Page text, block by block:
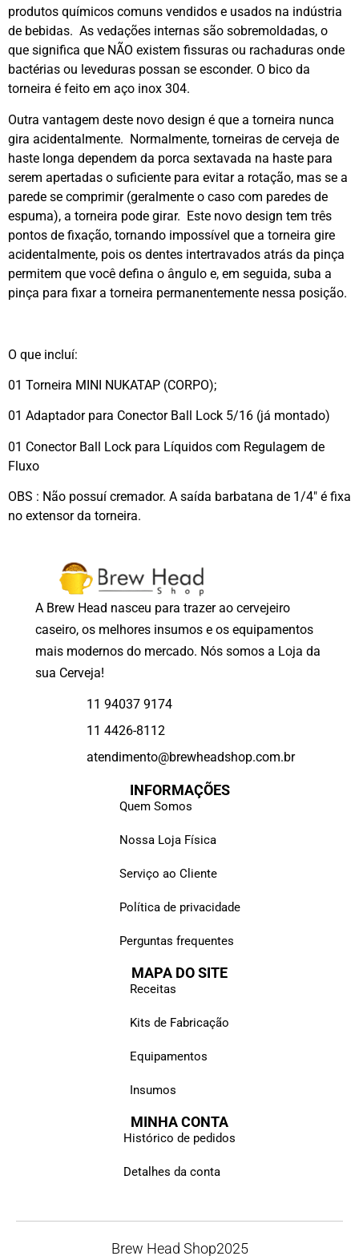
produtos químicos comuns vendidos e usados na indústria
de bebidas. As vedações internas são sobremoldadas, o
que significa que NÃO existem fissuras ou rachaduras onde
bactérias ou leveduras possan se esconder. O bico da
torneira é feito em aço inox 304.
Outra vantagem deste novo design é que a torneira nunca
gira acidentalmente. Normalmente, torneiras de cerveja de
haste longa dependem da porca sextavada na haste para
serem apertadas o suficiente para evitar a rotação, mas se a
parede se comprimir (geralmente o caso com paredes de
espuma), a torneira pode girar. Este novo design tem três
pontos de fixação, tornando impossível que a torneira gire
acidentalmente, pois os dentes intertravados atrás da pinça
permitem que você defina o ângulo e, em seguida, suba a
pinça para fixar a torneira permanentemente nessa posição.
O que incluí:
01 Torneira MINI NUKATAP (CORPO);
01 Adaptador para Conector Ball Lock 5/16 (já montado)
01 Conector Ball Lock para Líquidos com Regulagem de
Fluxo
OBS : Não possuí cremador. A saída barbatana de 1/4″ é fixa
no extensor da torneira.
A Brew Head nasceu para trazer ao cervejeiro
caseiro, os melhores insumos e os equipamentos
mais modernos do mercado. Nós somos a Loja da
sua Cerveja!
11 94037 9174
11 4426-8112
atendimento@brewheadshop.com.br
INFORMAÇÕES
Quem Somos
Nossa Loja Física
Serviço ao Cliente
Política de privacidade
Perguntas frequentes
MAPA DO SITE
Receitas
Kits de Fabricação
Equipamentos
Insumos
MINHA CONTA
Histórico de pedidos
Detalhes da conta
Brew Head Shop2025